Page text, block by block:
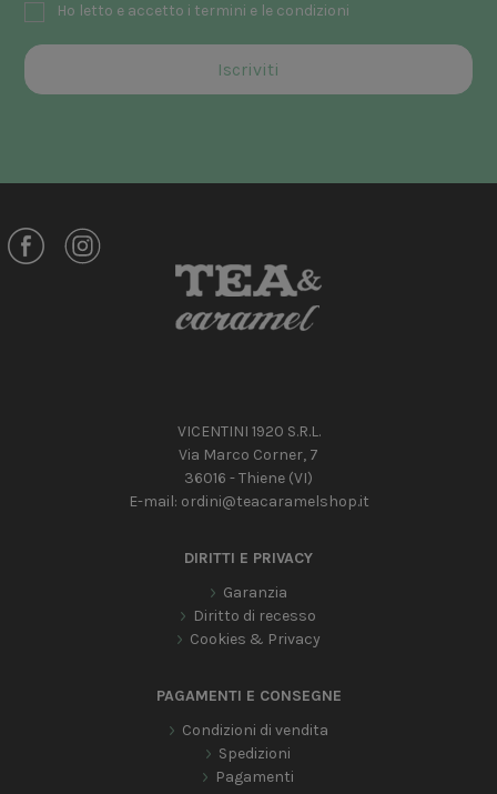
Ho letto e accetto i termini e le condizioni
VICENTINI 1920 S.R.L.
Via Marco Corner, 7
36016 - Thiene (VI)
E-mail: ordini@teacaramelshop.it
DIRITTI E PRIVACY
Garanzia
Diritto di recesso
Cookies & Privacy
PAGAMENTI E CONSEGNE
Condizioni di vendita
Spedizioni
Pagamenti